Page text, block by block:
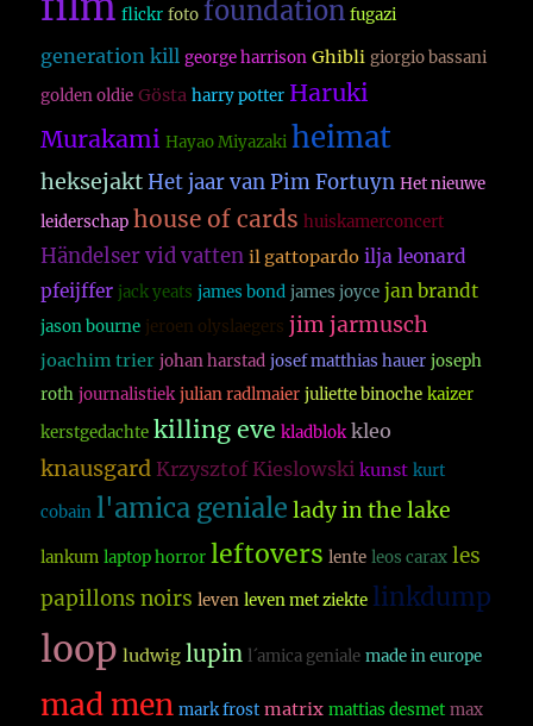
flickr foto foundation fugazi
generation kill george harrison Ghibli giorgio bassani
golden oldie Gösta harry potter Haruki
Murakami Hayao Miyazaki heimat
heksejakt Het jaar van Pim Fortuyn Het nieuwe
leiderschap house of cards huiskamerconcert
Händelser vid vatten il gattopardo ilja leonard
pfeijffer jack yeats james bond james joyce jan brandt
jason bourne jeroen olyslaegers jim jarmusch
joachim trier johan harstad josef matthias hauer joseph
roth journalistiek julian radlmaier juliette binoche kaizer
kerstgedachte killing eve kladblok kleo
knausgard Krzysztof Kieslowski kunst kurt
cobain l'amica geniale lady in the lake
lankum laptop horror leftovers lente leos carax les
papillons noirs leven leven met ziekte linkdump
loop ludwig lupin l´amica geniale made in europe
mad men mark frost matrix mattias desmet max